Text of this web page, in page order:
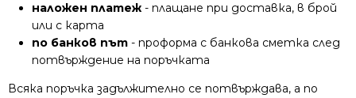
наложен платеж - плащане при доставка, в брой
или с карта
по банков път - проформа с банкова сметка след
потвърждение на поръчката
Всяка поръчка задължително се потвърждава, а по